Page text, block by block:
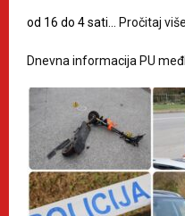
od 16 do 4 sati… Pročitaj
Dnevna informacija PU